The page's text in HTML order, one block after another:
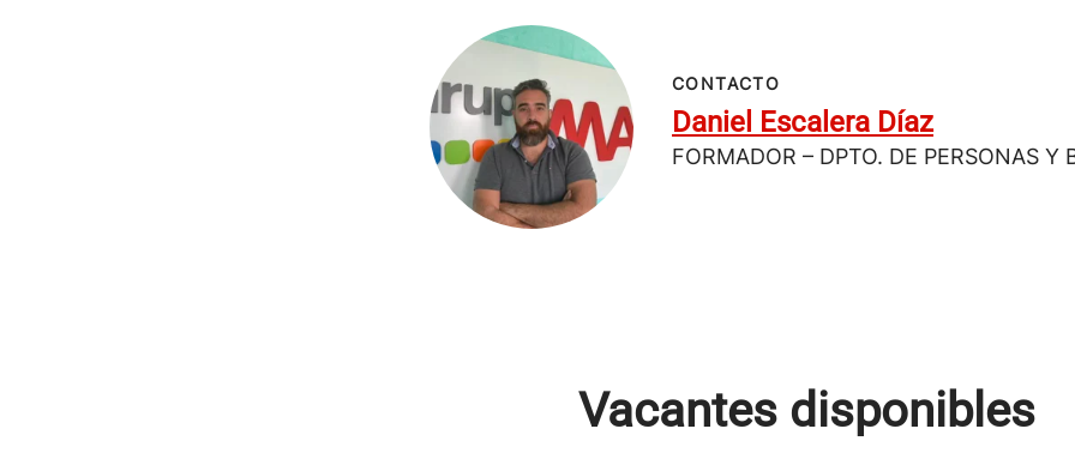
CONTACTO
Daniel Escalera Díaz
FORMADOR – DPTO. DE PERSONAS Y
Vacantes disponibles